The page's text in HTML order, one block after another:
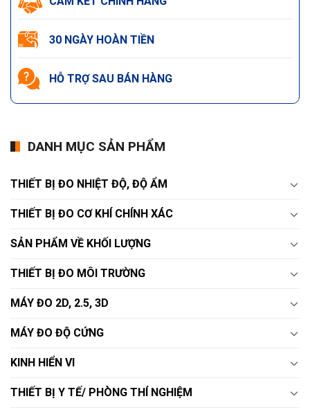
30 NGÀY HOÀN TIỀN
HỖ TRỢ SAU BÁN HÀNG
DANH MỤC SẢN PHẨM
THIẾT BỊ ĐO NHIỆT ĐỘ, ĐỘ ẨM
THIẾT BỊ ĐO CƠ KHÍ CHÍNH XÁC
SẢN PHẨM VỀ KHỐI LƯỢNG
THIẾT BỊ ĐO MÔI TRƯỜNG
MÁY ĐO 2D, 2.5, 3D
MÁY ĐO ĐỘ CỨNG
KINH HIỂN VI
THIẾT BỊ Y TẾ/ PHÒNG THÍ NGHIỆM